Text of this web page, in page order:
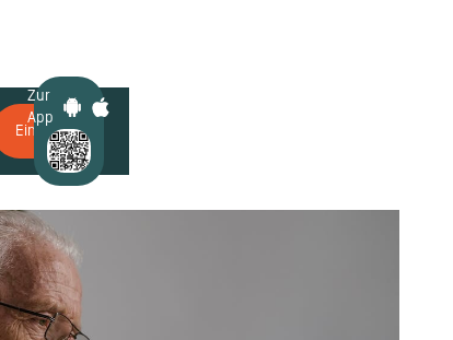
Einloggen
Zur
App